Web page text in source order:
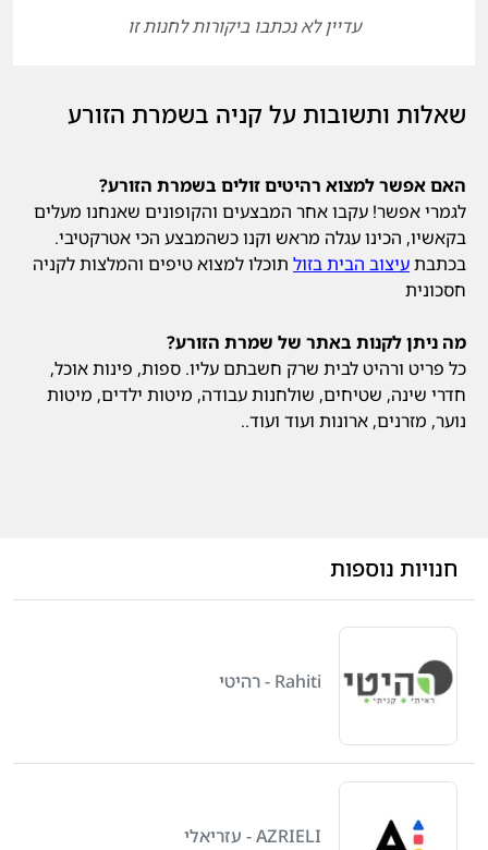
עדיין לא נכתבו ביקורות לחנות זו
שאלות ותשובות על קניה בשמרת הזורע
האם אפשר למצוא רהיטים זולים בשמרת הזורע?
לגמרי אפשר! עקבו אחר המבצעים והקופונים שאנחנו מעלים
בקאשיו, הכינו עגלה מראש וקנו כשהמבצע הכי אטרקטיבי.
בכתבתעיצוב הבית בזול תוכלו למצוא טיפים והמלצות לקניה
חסכונית
מה ניתן לקנות באתר של שמרת הזורע?
כל פריט ורהיט לבית שרק חשבתם עליו. ספות, פינות אוכל,
חדרי שינה, שטיחים, שולחנות עבודה, מיטות ילדים, מיטות
נוער, מזרנים, ארונות ועוד ועוד..
חנויות נוספות
Rahiti - רהיטי
AZRIELI - עזריאלי